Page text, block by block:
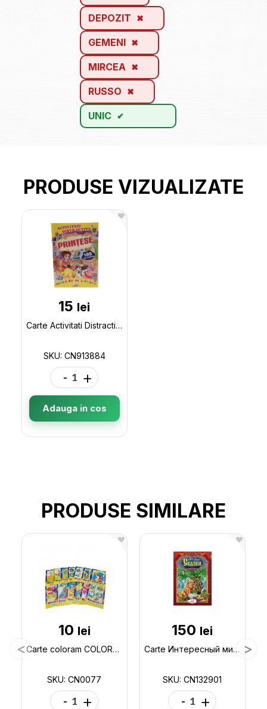
DEPOZIT
GEMENI
MIRCEA
RUSSO
UNIC
PRODUSE VIZUALIZATE
15 lei
Carte Activitati Distractive (+abtibild) CN CN913884
SKU: CN913884
- +
Adauga in cos
PRODUSE SIMILARE
10 lei
Carte coloram COLORAM- MIX CN0077
SKU: CN0077
- +
150 lei
Carte Интересный мир_Сказки А.Пушкин CN132901
SKU: CN132901
- +